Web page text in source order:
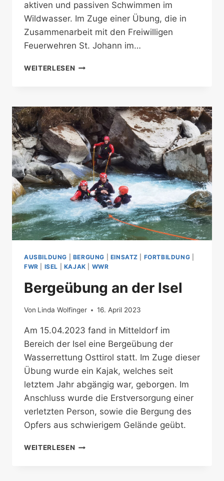
aktiven und passiven Schwimmen im
Wildwasser. Im Zuge einer Übung, die in
Zusammenarbeit mit den Freiwilligen
Feuerwehren St. Johann im…
WEITERLESEN ERFOLGREICHE
STTIROL
AUSBILDUNG BERGUNG EINSATZ FORTBILDUNG
FWR
ISEL KAJAK WWR
Bergeübung an der Isel
Von Linda Wolfinger 16. April 2023
Am 15.04.2023 fand in Mitteldorf im
Bereich der Isel eine Bergeübung der
Wasserrettung Osttirol statt. Im Zuge dieser
Übung wurde ein Kajak, welches seit
letztem Jahr abgängig war, geborgen. Im
Anschluss wurde die Erstversorgung einer
verletzten Person, sowie die Bergung des
Opfers aus schwierigem Gelände geübt.
WEITERLESEN BERGEÜBUNG